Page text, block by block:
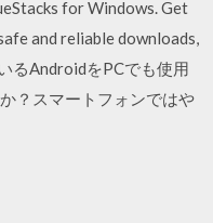
for Windows. Get
and reliable downloads,
るAndroidをPCでも使用
？スマートフォンではや